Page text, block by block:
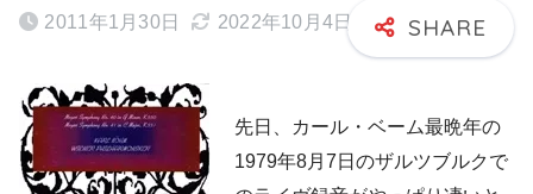
2011年1月30日 2022年10月4日
先日、カール・ベーム最晩年の
1979年8月7日のザルツブルクで